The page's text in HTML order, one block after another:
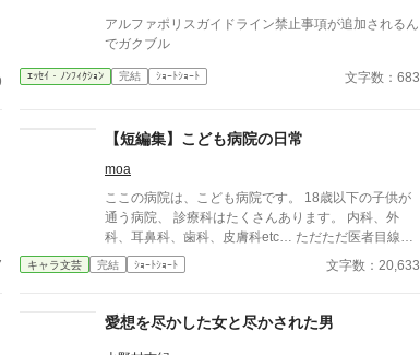
アルファポリスガイドライン禁止事項が追加されるん
でガクブル
ｴｯｾｲ・ﾉﾝﾌｨｸｼｮﾝ 完結 ｼｮｰﾄｼｮｰﾄ 文字数：683
【短編集】こども病院の日常
moa
ここの病院は、こども病院です。 18歳以下の子供が
通う病院、 診療科はたくさんあります。 内科、外
科、耳鼻科、歯科、皮膚科etc… ただただ医者目線で
色々な病気を治療していくだけの小説です。 恋愛要
素などは一切ありません。 密着病院24時！的な感じ
想像にお任せします。 ※泣く表現、痛い表現など嫌
いな方は読むのをお控えください。 歯科以外の医療
キャラ文芸 完結 ｼｮｰﾄｼｮｰﾄ 文字数：20,633
愛想を尽かした女と尽かされた男